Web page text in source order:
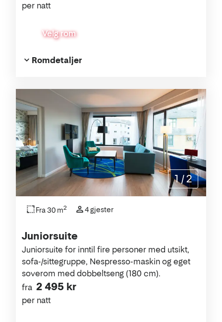
per natt
Velg rom
Romdetaljer
Juniorsuite
fra 2 495 kr
per natt
Juniorsuite for inntil fire personer med utsikt,
sofa-/sittegruppe, Nespresso-maskin og eget
soverom med dobbeltseng (180 cm).
Fra 30 m2 4 gjester
1 /2